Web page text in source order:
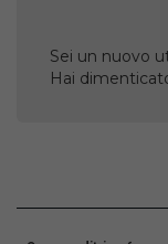
Sei un nuovo
Hai